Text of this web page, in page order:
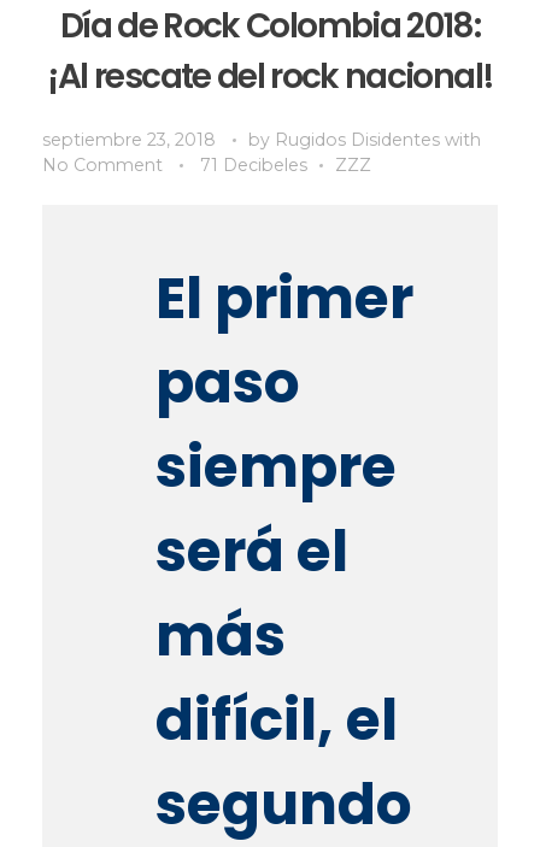
Día de Rock Colombia 2018:
¡Al rescate del rock nacional!
septiembre 23, 2018 by Rugidos Disidentes with
No Comment
71 Decibeles ZZZ
El primer
paso
siempre
será el
más
difícil, el
segundo